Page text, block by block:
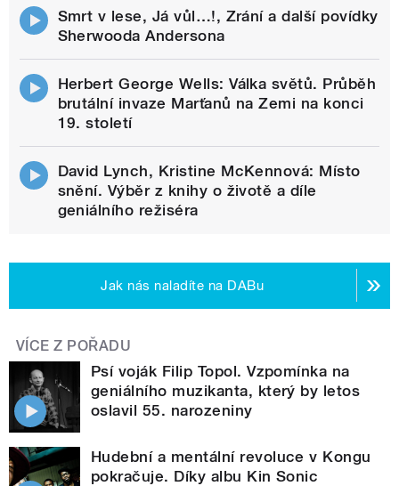
Smrt v lese, Já vůl…!, Zrání a další povídky
Sherwooda Andersona
Herbert George Wells: Válka světů. Průběh
brutální invaze Marťanů na Zemi na konci
19. století
David Lynch, Kristine McKennová: Místo
snění. Výběr z knihy o životě a díle
geniálního režiséra
Jak nás naladíte na DABu
VÍCE Z POŘADU
Psí voják Filip Topol. Vzpomínka na
geniálního muzikanta, který by letos
oslavil 55. narozeniny
Hudební a mentální revoluce v Kongu
pokračuje. Díky albu Kin Sonic